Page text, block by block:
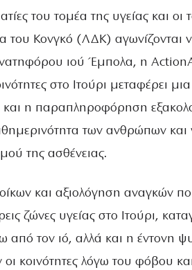
του τομέα της υγείας και οι
του Κονγκό (ΛΔΚ) αγωνίζονται
ιού Έμπολα, η
στο Ιτούρι μεταφέρει
και η παραπληροφόρηση
των ανθρώπων
της ασθένειας.
και αξιολόγηση αναγκών
ζώνες υγείας στο Ιτούρι,
από τον ιό, αλλά και η έντονη
κοινότητες λόγω του φόβου